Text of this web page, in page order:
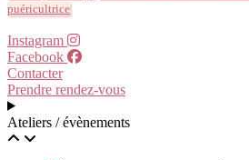
puéricultrice
Instagram
Facebook
Contacter
Prendre rendez-vous
Ateliers / évènements